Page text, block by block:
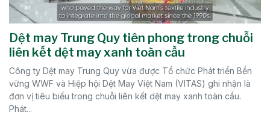
Dệt may Trung Quy tiên phong trong chuỗi
liên kết dệt may xanh toàn cầu
Công ty Dệt may Trung Quy vừa được Tổ chức Phát triển Bền
vững WWF và Hiệp hội Dệt May Việt Nam (VITAS) ghi nhận là
đơn vị tiêu biểu trong chuỗi liên kết dệt may xanh toàn cầu.
Phát...